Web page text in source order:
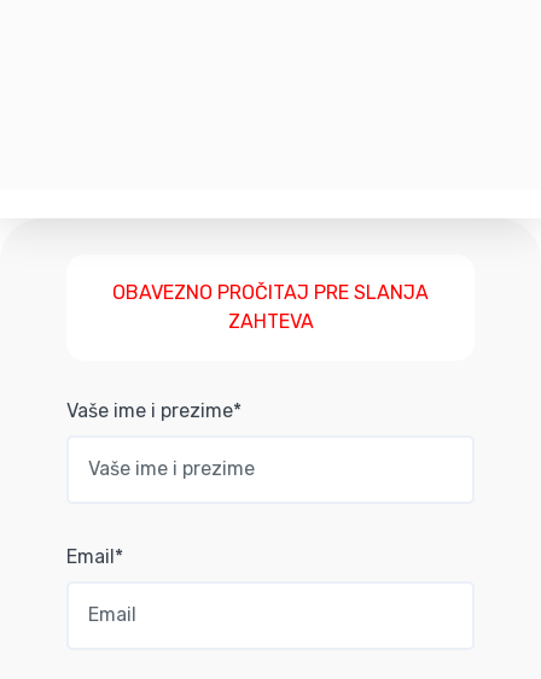
OBAVEZNO PROČITAJ PRE SLANJA
ZAHTEVA
Vaše ime i prezime*
Email*